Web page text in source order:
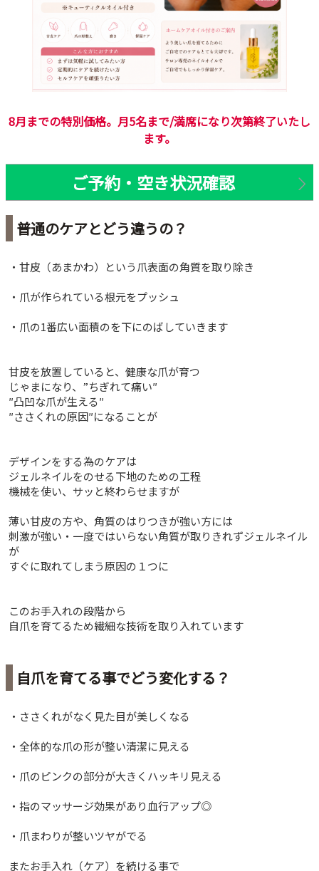
8月までの特別価格。月5名まで/満席になり次第終了いたし
ます。
ご予約・空き状況確認
普通のケアとどう違うの？
・甘皮（あまかわ）という爪表面の角質を取り除き
・爪が作られている根元をプッシュ
・爪の1番広い面積のを下にのばしていきます
甘皮を放置していると、健康な爪が育つ
じゃまになり、”ちぎれて痛い″
″凸凹な爪が生える″
″ささくれの原因″になることが
デザインをする為のケアは
ジェルネイルをのせる下地のための工程
機械を使い、サッと終わらせますが
薄い甘皮の方や、角質のはりつきが強い方には
刺激が強い・一度ではいらない角質が取りきれずジェルネイル
が
すぐに取れてしまう原因の１つに
このお手入れの段階から
自爪を育てるため繊細な技術を取り入れています
自爪を育てる事でどう変化する？
・ささくれがなく見た目が美しくなる
・全体的な爪の形が整い清潔に見える
・爪のピンクの部分が大きくハッキリ見える
・指のマッサージ効果があり血行アップ◎
・爪まわりが整いツヤがでる
またお手入れ（ケア）を続ける事で